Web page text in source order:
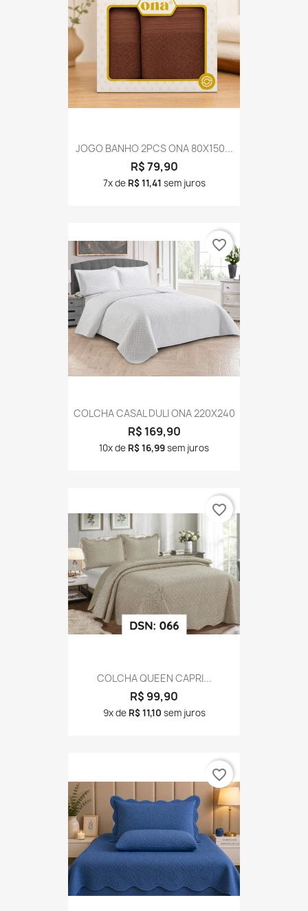
JOGO BANHO 2PCS ONA 80X150...
R$ 79,90
7x de R$ 11,41 sem juros
COLCHA CASAL DULI ONA 220X240
R$ 169,90
10x de R$ 16,99sem juros
favorite_border
COLCHA QUEEN CAPRI...
R$ 99,90
9x de R$ 11,10 sem juros
favorite_border
favorite_border